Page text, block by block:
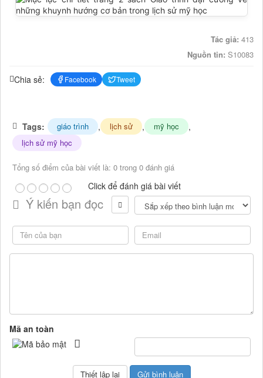
Tác giả: 413
Nguồn tin: S10083
Chia sẻ: Facebook Tweet
Tags: giáo trình , lịch sử , mỹ học ,
lịch sử mỹ học
Tổng số điểm của bài viết là: 0 trong 0 đánh giá
Click để đánh giá bài viết
Ý kiến bạn đọc
Mã an toàn